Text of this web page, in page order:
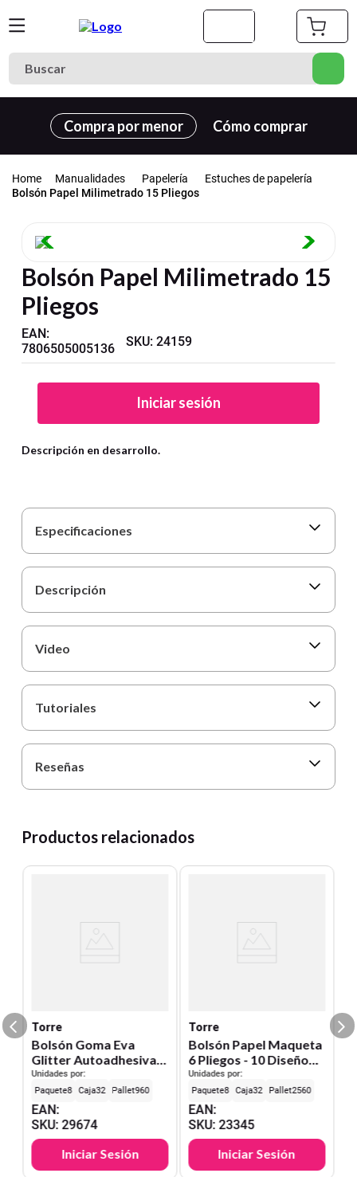
Buscar
Compra por menor Cómo comprar
Manualidades Papelería
Estuches de papelería
Bolsón Papel Milimetrado 15 Pliegos
Bolsón Papel Milimetrado 15
Pliegos
EAN:
7806505005136
SKU:24159
Iniciar sesión
Descripción en desarrollo.
Especificaciones
Descripción
Video
Tutoriales
Reseñas
Productos relacionados
Torre
Bolsón Goma Eva
Glitter Autoadhesiva 6
Pliegos - 6 Colores
Unidades por:
8
32 960
EAN:
SKU:29674
Iniciar Sesión
Torre
Bolsón Papel Maqueta
6 Pliegos - 10 Diseño
eños
Unidades por:
8
32 2560
EAN:
SKU:23345
Iniciar Sesión
Términos más buscados
cuaderno
3. cuadernos
5.
6. estuche
. harry potter
8.
10